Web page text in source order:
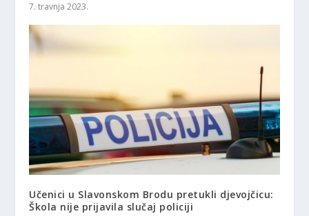
7. travnja 2023.
Učenici u Slavonskom Brodu pretukli djevojčicu:
Škola nije prijavila slučaj policiji